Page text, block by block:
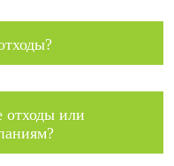
отходы или